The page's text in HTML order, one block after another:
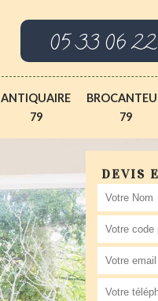
05 33 06
ANTIQUAIRE
79
79
DEVIS